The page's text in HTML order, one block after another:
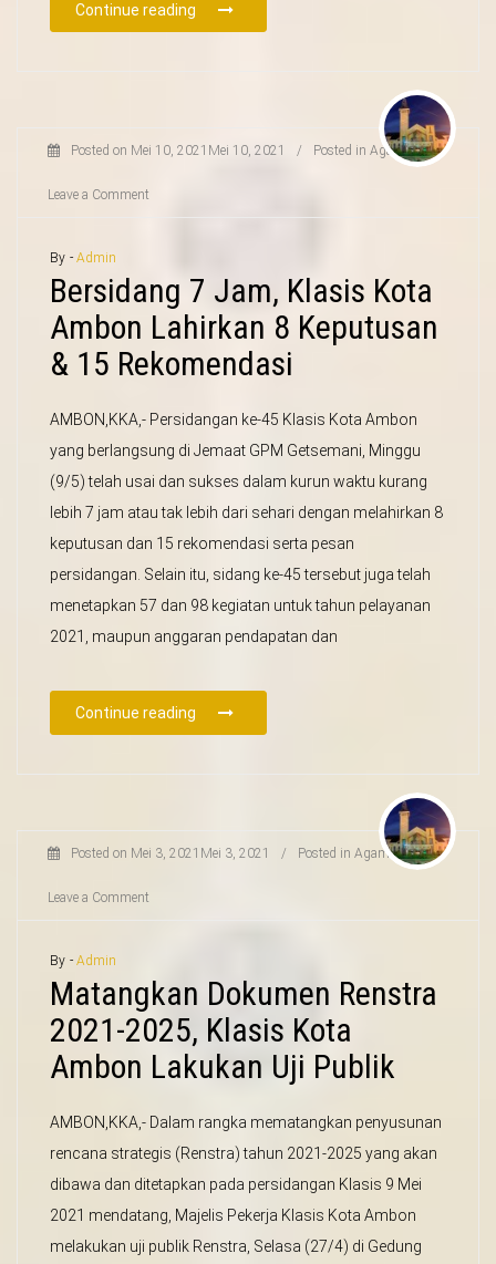
Continue reading
Posted on Mei 10, 2021 Mei 10, 2021 / Posted in Agama /
Leave a Comment
By - Admin
Bersidang 7 Jam, Klasis Kota
Ambon Lahirkan 8 Keputusan
& 15 Rekomendasi
AMBON,KKA,- Persidangan ke-45 Klasis Kota Ambon
yang berlangsung di Jemaat GPM Getsemani, Minggu
(9/5) telah usai dan sukses dalam kurun waktu kurang
lebih 7 jam atau tak lebih dari sehari dengan melahirkan 8
keputusan dan 15 rekomendasi serta pesan
persidangan. Selain itu, sidang ke-45 tersebut juga telah
menetapkan 57 dan 98 kegiatan untuk tahun pelayanan
2021, maupun anggaran pendapatan dan
Continue reading
Posted on Mei 3, 2021 Mei 3, 2021 / Posted in Agama /
Leave a Comment
By - Admin
Matangkan Dokumen Renstra
2021-2025, Klasis Kota
Ambon Lakukan Uji Publik
AMBON,KKA,- Dalam rangka mematangkan penyusunan
rencana strategis (Renstra) tahun 2021-2025 yang akan
dibawa dan ditetapkan pada persidangan Klasis 9 Mei
2021 mendatang, Majelis Pekerja Klasis Kota Ambon
melakukan uji publik Renstra, Selasa (27/4) di Gedung